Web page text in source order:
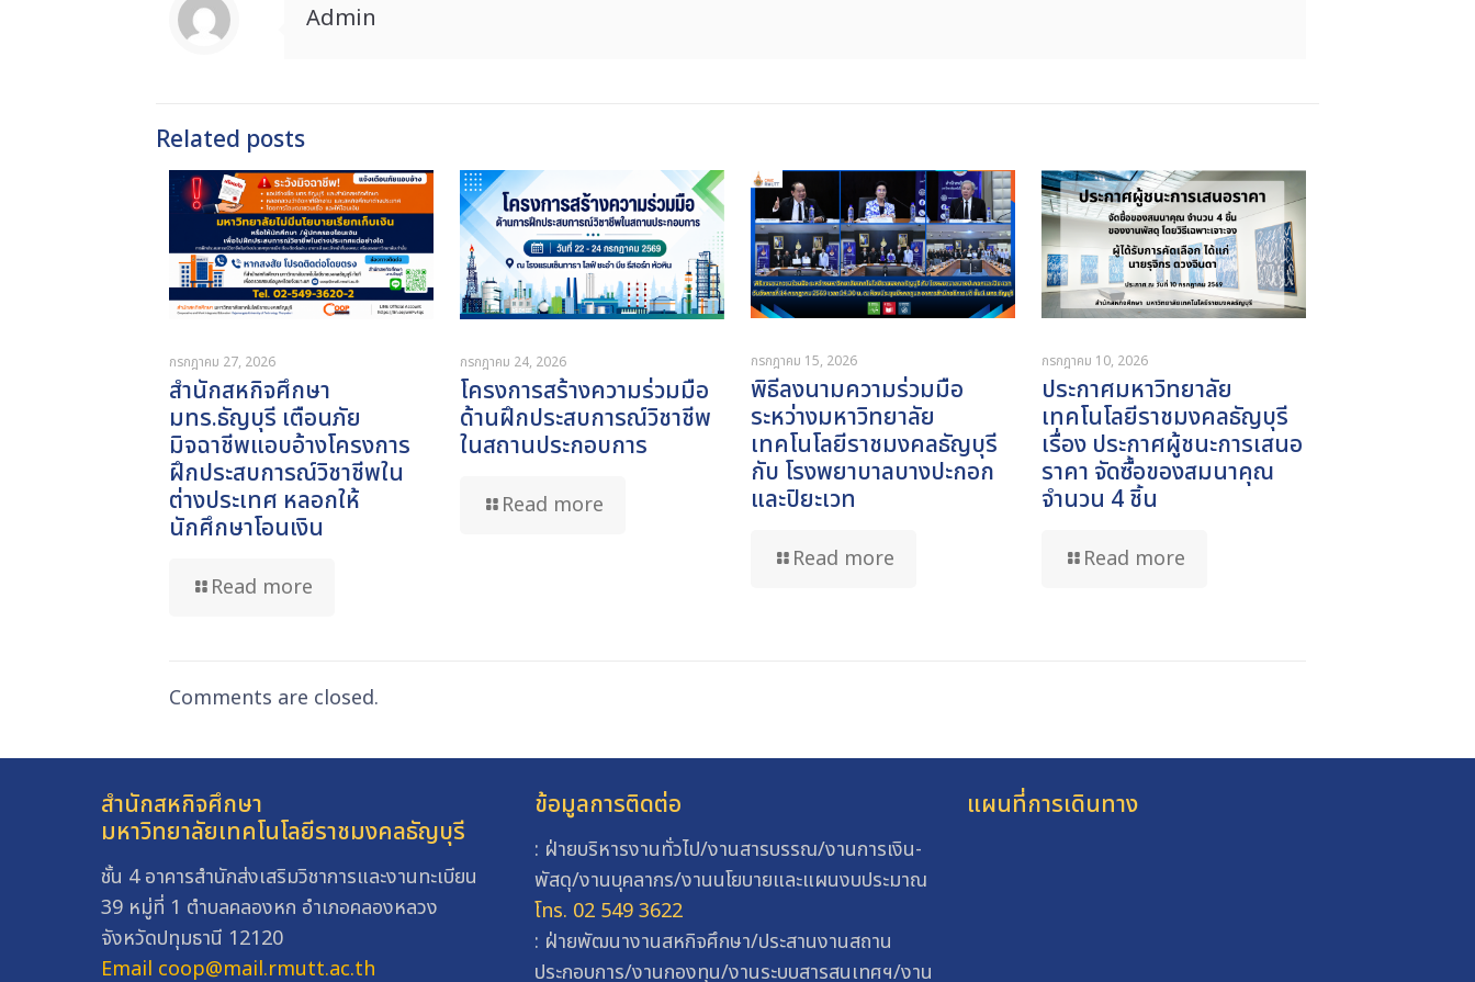
Admin
Related posts
กรกฎาคม 27, 2026
สำนักสหกิจศึกษา
มทร.ธัญบุรี เตือนภัย
มิจฉาชีพแอบอ้างโครงการ
ฝึกประสบการณ์วิชาชีพใน
ต่างประเทศ หลอกให้
นักศึกษาโอนเงิน
Read more
กรกฎาคม 24, 2026
โครงการสร้างความร่วมมือ
ด้านฝึกประสบการณ์วิชาชีพ
ในสถานประกอบการ
Read more
กรกฎาคม 15, 2026
พิธีลงนามความร่วมมือ
ระหว่างมหาวิทยาลัย
เทคโนโลยีราชมงคลธัญบุรี
กับ โรงพยาบาลบางปะกอก
และปิยะเวท
Read more
กรกฎาคม 10, 2026
ประกาศมหาวิทยาลัย
เทคโนโลยีราชมงคลธัญบุรี
เรื่อง ประกาศผู้ชนะการเสนอ
ราคา จัดซื้อของสมนาคุณ
จำนวน 4 ชิ้น
Read more
Comments are closed.
สำนักสหกิจศึกษา
มหาวิทยาลัยเทคโนโลยีราชมงคลธัญบุรี
ชั้น 4 อาคารสำนักส่งเสริมวิชาการและงานทะเบียน
39 หมู่ที่ 1 ตำบลคลองหก อำเภอคลองหลวง
จังหวัดปทุมธานี 12120
Email coop@mail.rmutt.ac.th
ข้อมูลการติดต่อ
: ฝ่ายบริหารงานทั่วไป/งานสารบรรณ/งานการเงิน-
พัสดุ/งานบุคลากร/งานนโยบายและแผนงบประมาณ
โทร. 02 549 3622
: ฝ่ายพัฒนางานสหกิจศึกษา/ประสานงานสถาน
ประกอบการ/งานกองทุน/งานระบบสารสนเทศฯ/งาน
แผนที่การเดินทาง